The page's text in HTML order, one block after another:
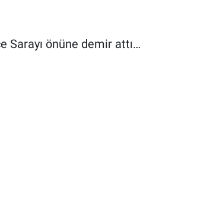
Sarayı önüne demir attı…